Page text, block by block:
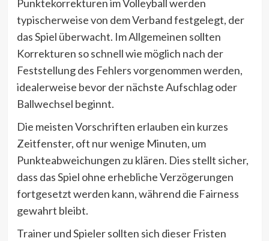
Punktekorrekturen im Volleyball werden
typischerweise von dem Verband festgelegt, der
das Spiel überwacht. Im Allgemeinen sollten
Korrekturen so schnell wie möglich nach der
Feststellung des Fehlers vorgenommen werden,
idealerweise bevor der nächste Aufschlag oder
Ballwechsel beginnt.
Die meisten Vorschriften erlauben ein kurzes
Zeitfenster, oft nur wenige Minuten, um
Punkteabweichungen zu klären. Dies stellt sicher,
dass das Spiel ohne erhebliche Verzögerungen
fortgesetzt werden kann, während die Fairness
gewahrt bleibt.
Trainer und Spieler sollten sich dieser Fristen